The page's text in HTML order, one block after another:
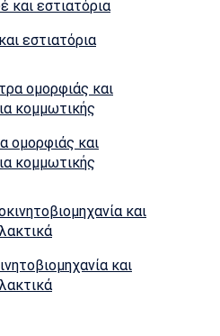
εστιατόρια
ομορφιάς και
κομμωτικής
και